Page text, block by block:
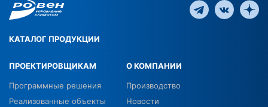
КАТАЛОГ ПРОДУКЦИИ
ПРОЕКТИРОВЩИКАМ
Программные решения
Реализованные объекты
О КОМПАНИИ
Производство
Новости